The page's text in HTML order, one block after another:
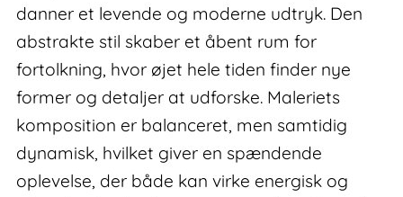
danner et levende og moderne udtryk. Den
abstrakte stil skaber et åbent rum for
fortolkning, hvor øjet hele tiden finder nye
former og detaljer at udforske. Maleriets
komposition er balanceret, men samtidig
dynamisk, hvilket giver en spændende
oplevelse, der både kan virke energisk og